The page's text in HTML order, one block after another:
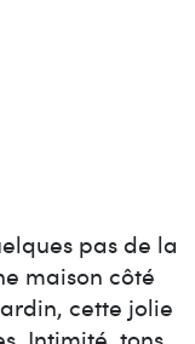
pas de la
maison côté
cette jolie